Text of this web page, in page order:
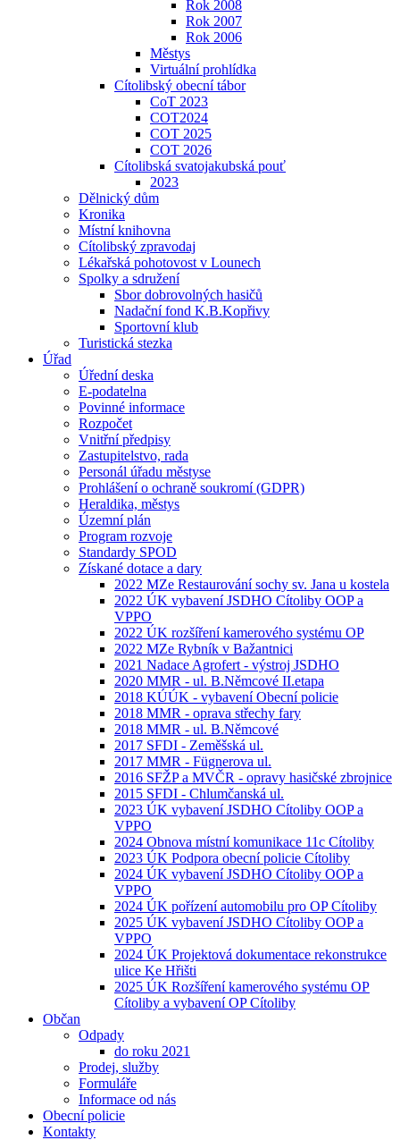
Rok 2008
Rok 2007
Rok 2006
Městys
Virtuální prohlídka
Cítolibský obecní tábor
CoT 2023
COT2024
COT 2025
COT 2026
Cítolibská svatojakubská pouť
2023
Dělnický dům
Kronika
Místní knihovna
Cítolibský zpravodaj
Lékařská pohotovost v Lounech
Spolky a sdružení
Sbor dobrovolných hasičů
Nadační fond K.B.Kopřivy
Sportovní klub
Turistická stezka
Úřad
Úřední deska
E-podatelna
Povinné informace
Rozpočet
Vnitřní předpisy
Zastupitelstvo, rada
Personál úřadu městyse
Prohlášení o ochraně soukromí (GDPR)
Heraldika, městys
Územní plán
Program rozvoje
Standardy SPOD
Získané dotace a dary
2022 MZe Restaurování sochy sv. Jana u kostela
2022 ÚK vybavení JSDHO Cítoliby OOP a
VPPO
2022 ÚK rozšíření kamerového systému OP
2022 MZe Rybník v Bažantnici
2021 Nadace Agrofert - výstroj JSDHO
2020 MMR - ul. B.Němcové II.etapa
2018 KÚÚK - vybavení Obecní policie
2018 MMR - oprava střechy fary
2018 MMR - ul. B.Němcové
2017 SFDI - Zeměšská ul.
2017 MMR - Fügnerova ul.
2016 SFŽP a MVČR - opravy hasičské zbrojnice
2015 SFDI - Chlumčanská ul.
2023 ÚK vybavení JSDHO Cítoliby OOP a
VPPO
2024 Obnova místní komunikace 11c Cítoliby
2023 ÚK Podpora obecní policie Cítoliby
2024 ÚK vybavení JSDHO Cítoliby OOP a
VPPO
2024 ÚK pořízení automobilu pro OP Cítoliby
2025 ÚK vybavení JSDHO Cítoliby OOP a
VPPO
2024 ÚK Projektová dokumentace rekonstrukce
ulice Ke Hřišti
2025 ÚK Rozšíření kamerového systému OP
Cítoliby a vybavení OP Cítoliby
Občan
Odpady
do roku 2021
Prodej, služby
Formuláře
Informace od nás
Obecní policie
Kontakty